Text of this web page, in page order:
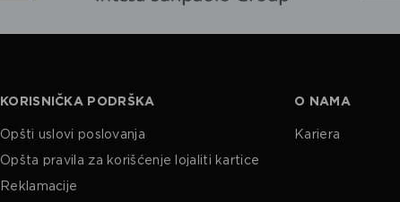
KORISNIČKA PODRŠKA
Opšti uslovi poslovanja
Opšta pravila za korišćenje lojaliti kartice
Reklamacije
O NAMA
Kariera